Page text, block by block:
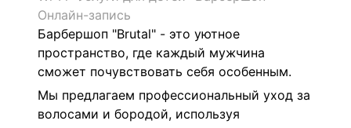
Онлайн-запись
Барбершоп "Brutal" - это уютное
пространство, где каждый мужчина
сможет почувствовать себя особенным.
Мы предлагаем профессиональный уход за
волосами и бородой, используя